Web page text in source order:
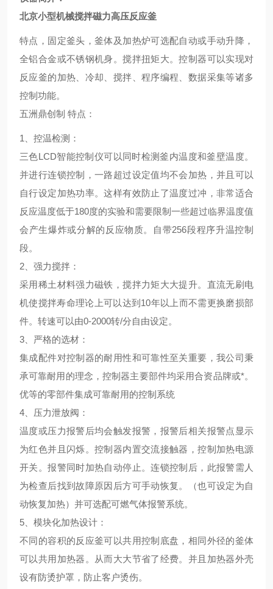
北京小型机械搅拌磁力高压反应釜
特点，固定釜头，釜体及加热炉可选配自动或手动升降，
全铝合金或不锈钢机身。搅拌扭矩大。控制器可以实现对
反应釜的加热、冷却、搅拌、程序编程、数据采集等诸多
控制功能。
五洲鼎创制 特点 ：
1、 控温检测 ：
三色LCD智能控制仪可以同时检测釜内温度和釜壁温度。
并进行连锁控制，一路超过设定值均不会加热，并且可以
自行设定加热功率。这样有效防止了温度过冲，非常适合
反应温度低于180度的实验和需要限制一些超过临界温度值
会产生爆炸或分解的反应物质。自带256段程序升温控制
段。
2、 强力搅拌 ：
采用稀土材料强力磁铁，搅拌力矩大大提升。直流无刷电
机使搅拌寿命理论上可以达到10年以上而不需更换磨损部
件。转速可以由0-2000转/分自由设定。
3、 严格的选材 ：
集成配件对控制器的耐用性和可靠性至关重要，我公司秉
承可靠耐用的理念，控制器主要部件均采用合资品牌或*。
优等的零部件集成可靠耐用的控制系统
4、 压力泄放阀 ：
温度或压力报警后均会触发报警，报警后相关报警点显示
为红色并且闪烁。控制器内置交流接触器，控制加热电源
开关。报警同时加热自动停止。连锁控制后，此报警需人
为检查后找到故障原因后方可手动恢复。（也可设定为自
动恢复加热）并可选配可燃气体报警系统。
5、 模块化加热设计 ：
不同的容积的反应釜可以共用控制底盘，相同外径的釜体
可以共用加热器。从而大大节省了经费。并且加热器外壳
设有防烫护罩，防止客户烫伤。